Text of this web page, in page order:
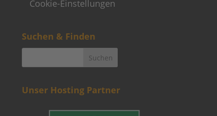
Cookie-Einstellungen
Suchen & Finden
Unser Hosting Partner